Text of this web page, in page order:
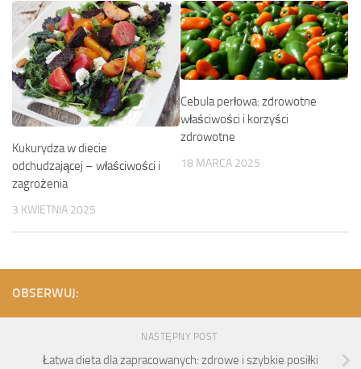
Kukurydza w diecie
odchudzającej – właściwości i
zagrożenia
3 KWIETNIA 2025
Cebula perłowa: zdrowotne
właściwości i korzyści
zdrowotne
18 MARCA 2025
OBSERWUJ:
NASTĘPNY POST
Łatwa dieta dla zapracowanych: zdrowe i szybkie posiłki